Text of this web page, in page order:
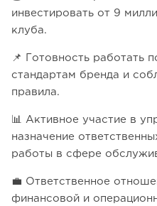
инвестировать от 9
клуба.
📌 Готовность работать
стандартам бренда и
правила.
📊 Активное участие в
назначение
работы в сфере
💼 Ответственное
финансовой и